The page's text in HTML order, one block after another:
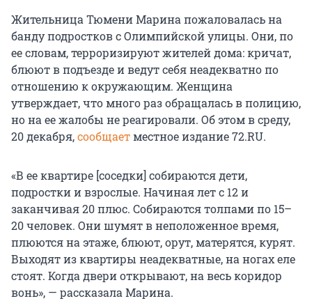
Жительница Тюмени Марина пожаловалась на
банду подростков с Олимпийской улицы. Они, по
ее словам, терроризируют жителей дома: кричат,
блюют в подъезде и ведут себя неадекватно по
отношению к окружающим. Женщина
утверждает, что много раз обращалась в полицию,
но на ее жалобы не реагировали. Об этом в среду,
20 декабря,сообщаетместное издание 72.RU.
«В ее квартире [соседки] собираются дети,
подростки и взрослые. Начиная лет с 12 и
заканчивая 20 плюс. Собираются толпами по 15–
20 человек. Они шумят в неположенное время,
плюются на этаже, блюют, орут, матерятся, курят.
Выходят из квартиры неадекватные, на ногах еле
стоят. Когда двери открывают, на весь коридор
вонь», — рассказала Марина.